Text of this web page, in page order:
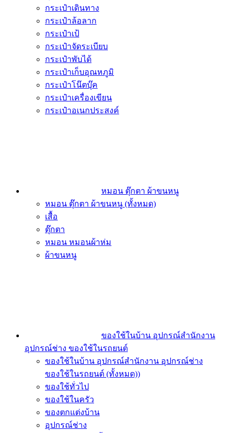
กระเป๋าเดินทาง
กระเป๋าล้อลาก
กระเป๋าเป้
กระเป๋าจัดระเบียบ
กระเป๋าพับได้
กระเป๋าเก็บอุณหภูมิ
กระเป๋าโน๊ตบุ๊ค
กระเป๋าเครื่องเขียน
กระเป๋าอเนกประสงค์
หมอน ตุ๊กตา ผ้าขนหนู
หมอน ตุ๊กตา ผ้าขนหนู (ทั้งหมด)
เสื้อ
ตุ๊กตา
หมอน หมอนผ้าห่ม
ผ้าขนหนู
ของใช้ในบ้าน อุปกรณ์สำนักงาน
อุปกรณ์ช่าง ของใช้ในรถยนต์
ของใช้ในบ้าน อุปกรณ์สำนักงาน อุปกรณ์ช่าง
ของใช้ในรถยนต์ (ทั้งหมด))
ของใช้ทั่วไป
ของใช้ในครัว
ของตกแต่งบ้าน
อุปกรณ์ช่าง